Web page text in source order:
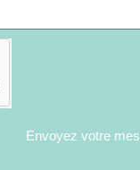
Envoyez votre